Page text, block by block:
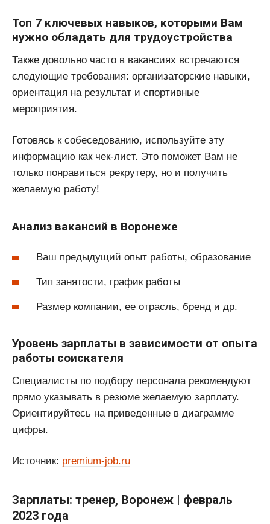
Топ 7 ключевых навыков, которыми Вам
нужно обладать для трудоустройства
Также довольно часто в вакансиях встречаются
следующие требования: организаторские навыки,
ориентация на результат и спортивные
мероприятия.
Готовясь к собеседованию, используйте эту
информацию как чек-лист. Это поможет Вам не
только понравиться рекрутеру, но и получить
желаемую работу!
Анализ вакансий в Воронеже
Ваш предыдущий опыт работы, образование
Тип занятости, график работы
Размер компании, ее отрасль, бренд и др.
Уровень зарплаты в зависимости от опыта
работы соискателя
Специалисты по подбору персонала рекомендуют
прямо указывать в резюме желаемую зарплату.
Ориентируйтесь на приведенные в диаграмме
цифры.
Источник: premium-job.ru
Зарплаты: тренер, Воронеж | февраль
2023 года